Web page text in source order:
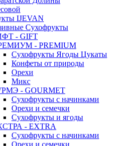
IJEVAN
Сухофрукты
- GIFT
- PREMIUM
Сухофрукты Ягоды Цукаты
Конфеты от природы
Орехи
Микс
- GOURMET
Сухофрукты с начинками
Орехи и семечки
Сухофрукты и ягоды
- EXTRA
Сухофрукты с начинками
Орехи и семечки